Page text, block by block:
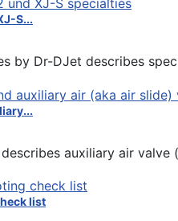
S...
by Dr-DJet describes
auxiliary air valve
list